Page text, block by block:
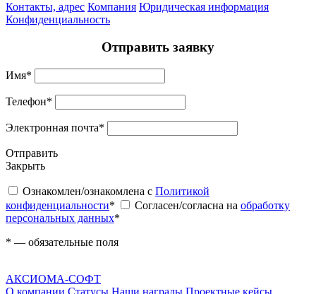
Контакты, адрес Компания Юридическая информация
Конфиденциальность
Отправить заявку
Имя*
Телефон*
Электронная почта*
Отправить
Закрыть
Ознакомлен/ознакомлена с Политикой
конфиденциальности* Согласен/согласна на обработку
персональных данных*
* — обязательные поля
АКСИОМА-СОФТ
О компании Статусы Наши награды Проектные кейсы